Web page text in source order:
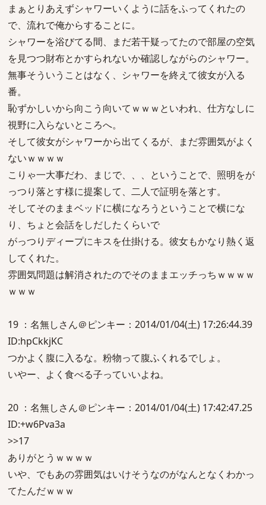
まぁとりあえずシャワーいくように話をふってくれたの
で、流れで俺からすることに。
シャワーを浴びてる間、まだ若干疑ってたので部屋の空気
を見つつ財布とかすられないか確認しながらのシャワー。
無事そういうことはなく、シャワーを終えて彼女が入る
番。
恥ずかしいから向こう向いてｗｗｗといわれ、仕方なしに
視野に入らないところへ。
そして彼女がシャワーから出てくるが、まだ雰囲気がよく
ないｗｗｗｗ
こりゃ一大事だわ、まじで、、、ということで、照明をが
っつり落とす様に提案して、二人で証明を落とす。
そしてそのままベッドに横になろうということで横にな
り、ちょと会話をしだしたくらいで
がっつりディープにキスを仕掛ける。彼女もかなり熱く返
してくれた。
雰囲気問題は解消されたのでそのままエッチっちｗｗｗｗ
ｗｗｗ
19 ：名無しさん＠ピンキー：2014/01/04(土) 17:26:44.39
ID:hpCkkjKC
つかよく腹に入るな。粉物って腹ふくれるでしょ。
いやー、よく食べる子っていいよね。
20 ：名無しさん＠ピンキー：2014/01/04(土) 17:42:47.25
ID:+w6Pva3a
>>17
ありがとうｗｗｗｗ
いや、でもあの雰囲気はいけそうなのがなんとなくわかっ
てたんだｗｗｗ